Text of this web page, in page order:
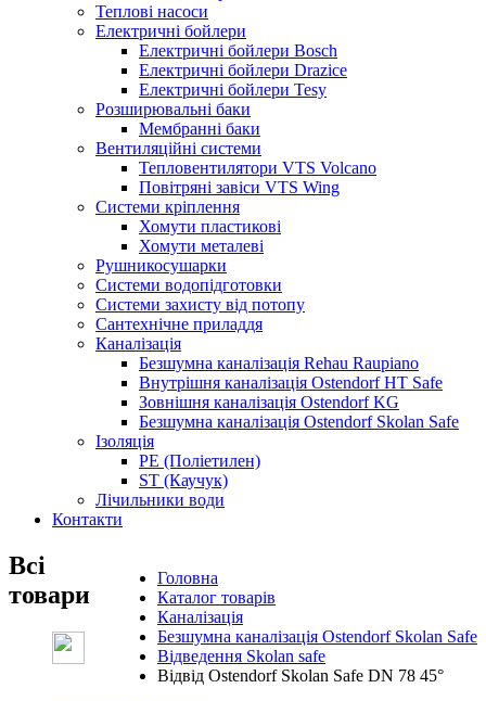
Теплові насоси
Електричні бойлери
Електричні бойлери Bosch
Електричні бойлери Drazice
Електричні бойлери Tesy
Розширювальні баки
Мембранні баки
Вентиляційні системи
Тепловентилятори VTS Volcano
Повітряні завіси VTS Wing
Системи кріплення
Хомути пластикові
Хомути металеві
Рушникосушарки
Системи водопідготовки
Системи захисту від потопу
Сантехнічне приладдя
Каналізація
Безшумна каналізація Rehau Raupiano
Внутрішня каналізація Ostendorf HT Safe
Зовнішня каналізація Ostendorf KG
Безшумна каналізація Ostendorf Skolan Safe
Ізоляція
PE (Поліетилен)
ST (Каучук)
Лічильники води
Контакти
Головна
Каталог товарів
Каналізація
Безшумна каналізація Ostendorf Skolan Safe
Відведення Skolan safe
Відвід Ostendorf Skolan Safe DN 78 45°
Всі
товари